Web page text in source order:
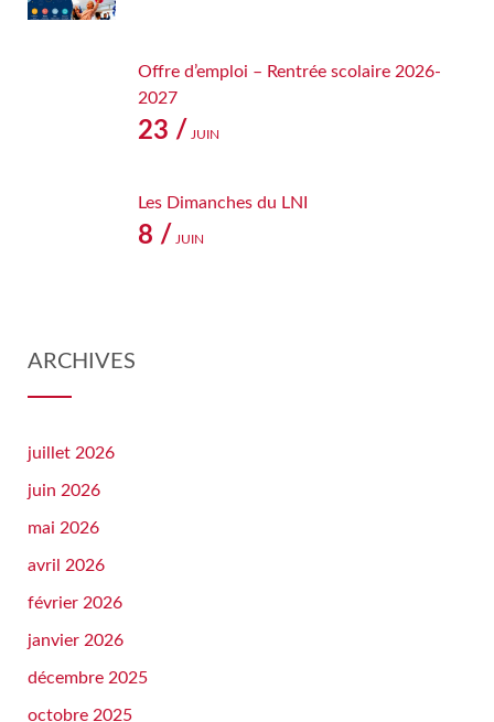
Offre d’emploi – Rentrée scolaire 2026-
2027
23 / JUIN
Les Dimanches du LNI
8 / JUIN
ARCHIVES
juillet 2026
juin 2026
mai 2026
avril 2026
février 2026
janvier 2026
décembre 2025
octobre 2025